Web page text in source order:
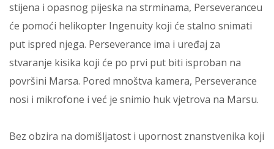
stijena i opasnog pijeska na strminama, Perseveranceu
će pomoći helikopter Ingenuity koji će stalno snimati
put ispred njega. Perseverance ima i uređaj za
stvaranje kisika koji će po prvi put biti isproban na
površini Marsa. Pored mnoštva kamera, Perseverance
nosi i mikrofone i već je snimio huk vjetrova na Marsu.
Bez obzira na domišljatost i upornost znanstvenika koji